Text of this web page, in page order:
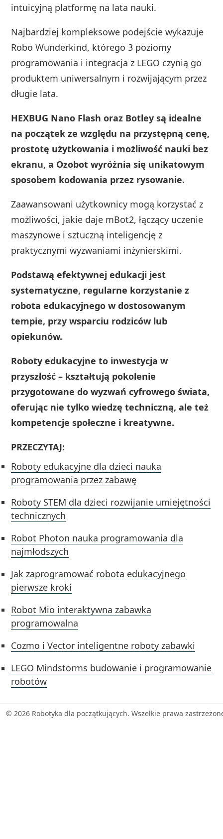
intuicyjną platformę na lata nauki.
Najbardziej kompleksowe podejście wykazuje
Robo Wunderkind, którego 3 poziomy
programowania i integracja z LEGO czynią go
produktem uniwersalnym i rozwijającym przez
długie lata.
HEXBUG Nano Flash oraz Botley są idealne
na początek ze względu na przystępną cenę,
prostotę użytkowania i możliwość nauki bez
ekranu, a Ozobot wyróżnia się unikatowym
sposobem kodowania przez rysowanie.
Zaawansowani użytkownicy mogą korzystać z
możliwości, jakie daje mBot2, łączący uczenie
maszynowe i sztuczną inteligencję z
praktycznymi wyzwaniami inżynierskimi.
Podstawą efektywnej edukacji jest
systematyczne, regularne korzystanie z
robota edukacyjnego w dostosowanym
tempie, przy wsparciu rodziców lub
opiekunów.
Roboty edukacyjne to inwestycja w
przyszłość – kształtują pokolenie
przygotowane do wyzwań cyfrowego świata,
oferując nie tylko wiedzę techniczną, ale też
kompetencje społeczne i kreatywne.
PRZECZYTAJ:
Roboty edukacyjne dla dzieci nauka
programowania przez zabawę
Roboty STEM dla dzieci rozwijanie umiejętności
technicznych
Robot Photon nauka programowania dla
najmłodszych
Jak zaprogramować robota edukacyjnego
pierwsze kroki
Robot Mio interaktywna zabawka
programowalna
Cozmo i Vector inteligentne roboty zabawki
LEGO Mindstorms budowanie i programowanie
robotów
© 2026 Robotyka dla początkujących. Wszelkie prawa